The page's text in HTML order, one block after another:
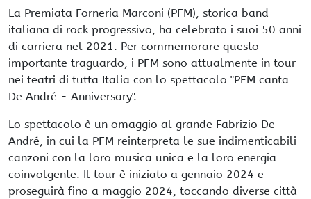
La Premiata Forneria Marconi (PFM), storica band
italiana di rock progressivo, ha celebrato i suoi 50 anni
di carriera nel 2021. Per commemorare questo
importante traguardo, i PFM sono attualmente in tour
nei teatri di tutta Italia con lo spettacolo "PFM canta
De André - Anniversary".
Lo spettacolo è un omaggio al grande Fabrizio De
André, in cui la PFM reinterpreta le sue indimenticabili
canzoni con la loro musica unica e la loro energia
coinvolgente. Il tour è iniziato a gennaio 2024 e
proseguirà fino a maggio 2024, toccando diverse città